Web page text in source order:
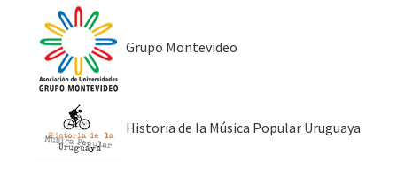
Grupo Montevideo
Historia de la Música Popular Uruguaya